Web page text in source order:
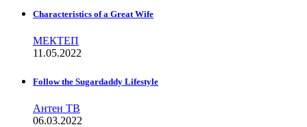
Characteristics of a Great Wife
МЕКТЕП
11.05.2022
Follow the Sugardaddy Lifestyle
Антен ТВ
06.03.2022